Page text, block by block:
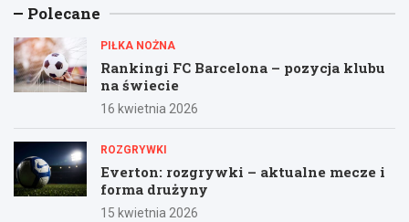
Polecane
PIŁKA NOŻNA
Rankingi FC Barcelona – pozycja klubu
na świecie
16 kwietnia 2026
ROZGRYWKI
Everton: rozgrywki – aktualne mecze i
forma drużyny
15 kwietnia 2026